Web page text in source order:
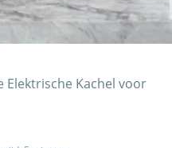
Elektrische Kachel voor